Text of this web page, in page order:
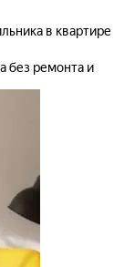
в квартире
без ремонта и